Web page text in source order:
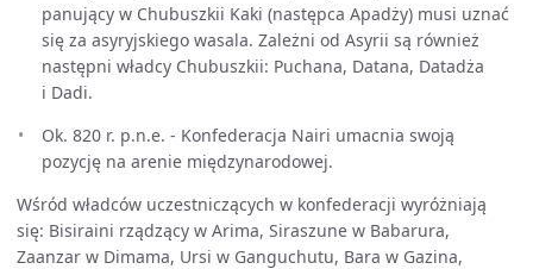
panujący w Chubuszkii Kaki (następca Apadży) musi uznać
się za asyryjskiego wasala. Zależni od Asyrii są również
następni władcy Chubuszkii: Puchana, Datana, Datadża
i Dadi.
Ok. 820 r. p.n.e. - Konfederacja Nairi umacnia swoją
pozycję na arenie międzynarodowej.
Wśród władców uczestniczących w konfederacji wyróżniają
się: Bisiraini rządzący w Arima, Siraszune w Babarura,
Zaanzar w Dimama, Ursi w Ganguchutu, Bara w Gazina,